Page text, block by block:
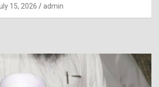
15, 2026 admin